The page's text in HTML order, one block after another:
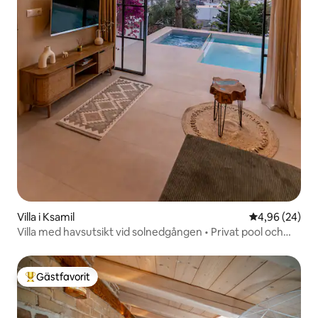
Villa i Ksamil 4,96 av 5 i
4,96 (24)
Villa med havsutsikt vid solnedgången • Privat pool och
Populär gästfavorit
Gästfavorit